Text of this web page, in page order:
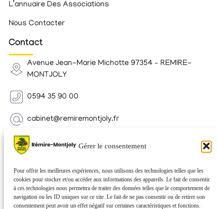
Gérer le consentement
Pour offrir les meilleures expériences, nous utilisons des technologies telles que les
cookies pour stocker et/ou accéder aux informations des appareils. Le fait de consentir
à ces technologies nous permettra de traiter des données telles que le comportement de
navigation ou les ID uniques sur ce site. Le fait de ne pas consentir ou de retirer son
consentement peut avoir un effet négatif sur certaines caractéristiques et fonctions.
L’annuaire Des Associations
Nous Contacter
Contact
Avenue Jean-Marie Michotte 97354 – REMIRE-
MONTJOLY
0594 35 90 00
cabinet@remiremontjoly.fr
Newsletter
nouvelles de votre commune.